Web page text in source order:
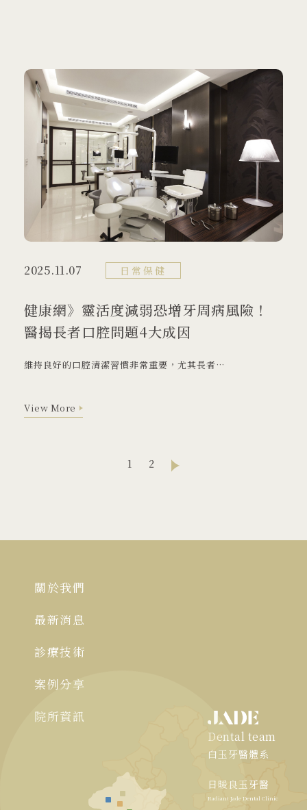
2025.11.07 日常保健
健康網》靈活度減弱恐增牙周病風險！
醫揭長者口腔問題4大成因
維持良好的口腔清潔習慣非常重要，尤其長者更應注意。
View More
1 2
關於我們
最新消息
診療技術
案例分享
院所資訊
Dental team
白玉牙醫體系
日暖良玉牙醫
Radiant Jade Dental Clinic